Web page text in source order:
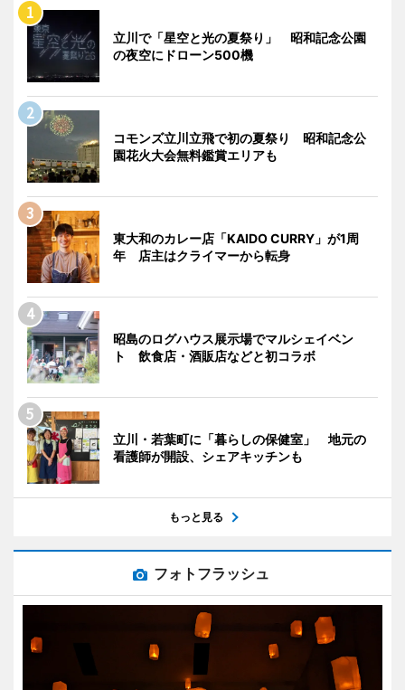
立川で「星空と光の夏祭り」 昭和記念公園
の夜空にドローン500機
コモンズ立川立飛で初の夏祭り 昭和記念公
園花火大会無料鑑賞エリアも
東大和のカレー店「KAIDO CURRY」が1周
年 店主はクライマーから転身
昭島のログハウス展示場でマルシェイベン
ト 飲食店・酒販店などと初コラボ
立川・若葉町に「暮らしの保健室」 地元の
看護師が開設、シェアキッチンも
もっと見る
フォトフラッシュ